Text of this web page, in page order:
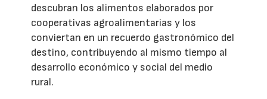
descubran los alimentos elaborados por
cooperativas agroalimentarias y los
conviertan en un recuerdo gastronómico del
destino, contribuyendo al mismo tiempo al
desarrollo económico y social del medio
rural.